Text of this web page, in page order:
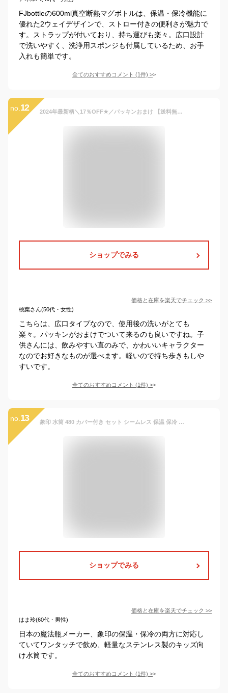
FJbottleの600ml真空断熱マグボトルは、保温・保冷機能に
優れた2ウェイデザインで、ストロー付きの便利さが魅力で
す。ストラップが付いており、持ち運びも楽々。広口設計
で洗いやすく、洗浄用スポンジも付属しているため、お手
入れも簡単です。
全てのおすすめコメント (1件) >
no. 12 2024年最新柄＼17％OFF★／パッキンおまけ 【送料無料】 skater スケーター 水筒 キッズ 直飲み 保冷 ワンタッチ ステンレス ボトル 470ml 軽量 ロック付き 洗いやすい 男の子 水筒 女の子 女子 キャラクター プリンセス 直飲み水筒 子供 水筒 こども 幼稚園 小学生 SDC4
ショップでみる
価格と在庫を楽天でチェック >>
桃葉さん(50代・女性)
こちらは、広口タイプなので、使用後の洗いがとても
楽々。パッキンがおまけでついて来るのも良いですね。子
供さんには、飲みやすい直のみで、かわいいキャラクター
なのでお好きなものが選べます。軽いので持ち歩きもしや
すいです。
全てのおすすめコメント (1件) >
no. 13 象印 水筒 480 カバー付き セット シームレス 保温 保冷 直飲み ワンタッチ ショルダー キッズ 子供 女の子 ステンレス 480ml 軽量 かわいい スポーツドリンク対応 ラクリアコート 洗いやすい パッキン なし ピンク ブルー パープル SM-WH48 MC-BA02
ショップでみる
価格と在庫を楽天でチェック >>
はま玲(60代・男性)
日本の魔法瓶メーカー、象印の保温・保冷の両方に対応し
ていてワンタッチで飲め、軽量なステンレス製のキッズ向
け水筒です。
全てのおすすめコメント (1件) >